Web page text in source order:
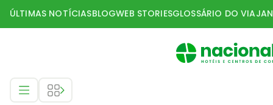
ÚLTIMAS NOTÍCIASBLOGWEB STORIESGLOSSÁRIO DO